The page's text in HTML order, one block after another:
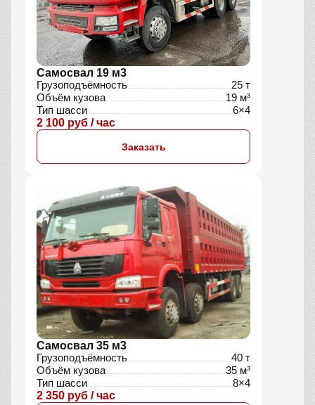
Самосвал 19 м3
Грузоподъёмность
25 т
Объём кузова
19 м³
Тип шасси
6×4
2 100 руб / час
Заказать
Самосвал 35 м3
Грузоподъёмность
40 т
Объём кузова
35 м³
Тип шасси
8×4
2 350 руб / час